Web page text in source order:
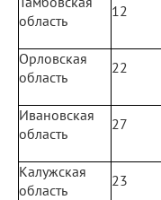
область
12
Орловская
область
22
Ивановская
область
27
Калужская
область
23